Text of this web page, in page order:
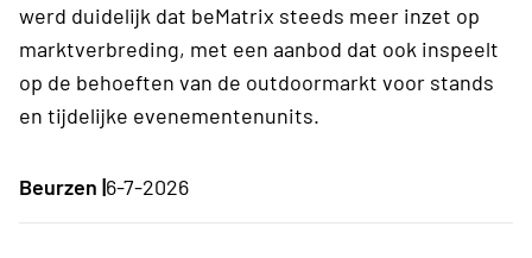
werd duidelijk dat beMatrix steeds meer inzet op
marktverbreding, met een aanbod dat ook inspeelt
op de behoeften van de outdoormarkt voor stands
en tijdelijke evenementenunits.
Beurzen |6-7-2026